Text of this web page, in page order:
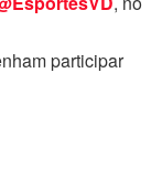
participar